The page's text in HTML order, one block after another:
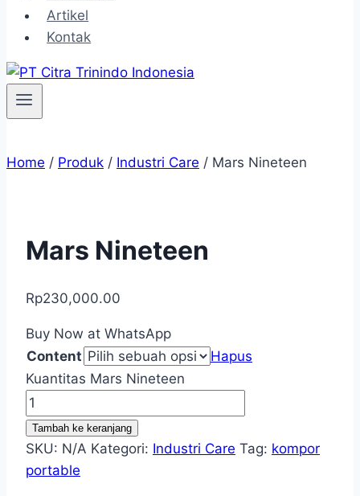
Artikel
Kontak
Home / Produk / Industri Care / Mars Nineteen
Mars Nineteen
Rp230,000.00
Buy Now at WhatsApp
Content
Hapus
Kuantitas Mars Nineteen
Tambah ke keranjang
SKU: N/A Kategori: Industri Care Tag: kompor
portable